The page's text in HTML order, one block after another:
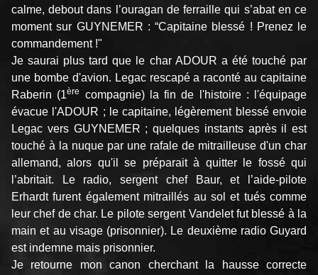
calme, debout dans l’oura­gan de ferraille qui s’abat en ce
moment sur GUYNEMER : “Capitaine blessé ! Prenez le
commandement !"
Je saurai plus tard que le char ADOUR a été touché par
une bombe d'avion. Legac rescapé a raconté au capitaine
Raberin (1ère
compagnie) la fin de l'histoire : l'équipage
évacue l'ADOUR ; le capitaine, légèrement blessé envoie
Legac vers GUYNEMER ; quelques instants après il est
touché à la nuque par une rafale de mitrailleuse d'un char
allemand, alors qu'il se préparait à quitter le fossé qui
l’abritait. Le radio, sergent chef Baur, et l’aide-pilote
Erhardt furent également mitraillés au sol et tués comme
leur chef de char. Le pilote sergent Vandelet fut blessé à la
main et au visage (prisonnier). Le deuxième radio Guyard
est indemne mais prisonnier.
Je retourne mon canon cherchant la hausse correcte